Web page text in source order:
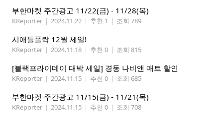
부한마켓 주간광고 11/22(금) - 11/28(목)
KReporter | 2024.11.22 | 추천 1 | 조회 789
시애틀폴락 12월 세일!
KReporter | 2024.11.18 | 추천 0 | 조회 815
[블랙프라이데이 대박 세일] 경동 나비앤 매트 할인
KReporter | 2024.11.15 | 추천 0 | 조회 685
부한마켓 주간광고 11/15(금) - 11/21(목)
KReporter | 2024.11.15 | 추천 0 | 조회 708